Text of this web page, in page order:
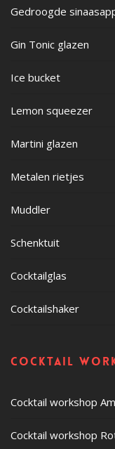
Gedroogde
Gin Tonic glazen
Ice bucket
Lemon squeezer
Martini glazen
Metalen rietjes
Muddler
Schenktuit
Cocktailglas
Cocktailshaker
Cocktail
Cocktail workshop
Cocktail workshop